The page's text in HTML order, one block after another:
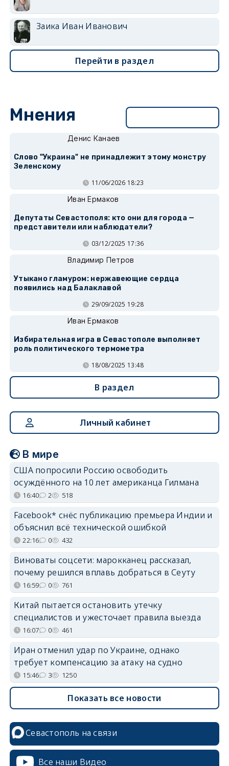
Заика Иван Иванович
Перейти в раздел
Мнения
Денис Канаев
Слово "Украина" не принадлежит этому монстру
Зеленскому
11/06/2026 18:23
Иван Ермаков
Депутаты Севастополя: кто они для города —
представители или наблюдатели?
03/12/2025 17:36
Владимир Петров
Утыкано гламуром: нержавеющие сердца
появились над Балаклавой
29/09/2025 19:28
Иван Ермаков
Избирательная игра в Севастополе выполняет
роль политического термометра
18/08/2025 13:48
В раздел
Личный кабинет
В мире
США попросили Россию освободить
осуждённого на 10 лет американца Гилмана
16:40 2 518
Facebook* снёс публикацию премьера Индии и
объяснил всё технической ошибкой
22:16 0 432
Виноваты соцсети: марокканец рассказал,
почему решился вплавь добраться в Сеуту
16:59 0 761
Китай пытается остановить утечку
специалистов и ужесточает правила выезда
16:07 0 461
Иран отменил удар по Украине, однако
требует компенсацию за атаку на судно
15:46 3 1250
Показать все новости
Севастополь на связи
Все наши Видео